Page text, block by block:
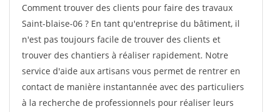
Comment trouver des clients pour faire des travaux
Saint-blaise-06 ? En tant qu'entreprise du bâtiment, il
n'est pas toujours facile de trouver des clients et
trouver des chantiers à réaliser rapidement. Notre
service d'aide aux artisans vous permet de rentrer en
contact de manière instantannée avec des particuliers
à la recherche de professionnels pour réaliser leurs